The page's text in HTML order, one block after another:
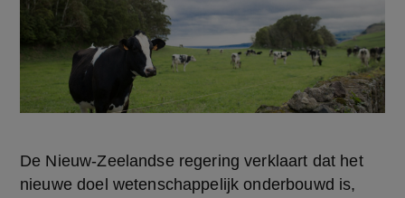
De Nieuw-Zeelandse regering verklaart dat het
nieuwe doel wetenschappelijk onderbouwd is,